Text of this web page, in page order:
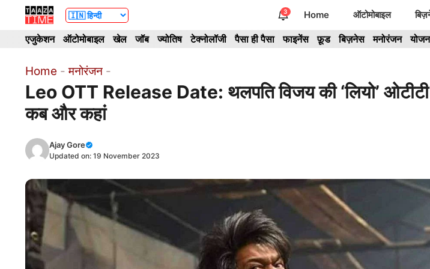
content
3 Home ऑटोमोबाइल
एजुकेशन ऑटोमोबाइल खेल जॉब ज्योतिष टेक्नोलॉजी पैसा ही पैसा फाइनेंस फ़ूड बिज़नेस मनोरंजन
Home -मनोरंजन -
Leo OTT Release Date: थलपति विजय की ‘लियो’ ओटीटी
कब और कहां
Ajay Gore
Updated on: 19 November 2023